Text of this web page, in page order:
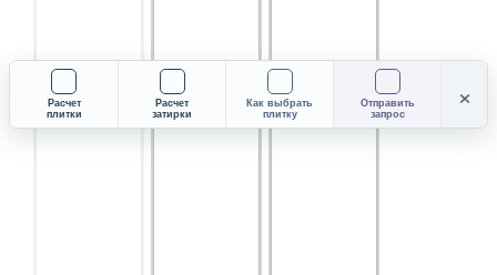
Расчет
плитки
Расчет
затирки
Как выбрать
плитку
Отправить
запрос
×